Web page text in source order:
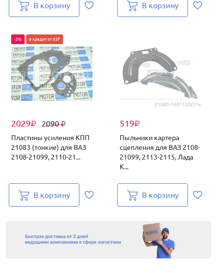
В корзину В корзину
2029₽ 2090₽
-3% в кредит от 83₽
Пластины усиления КПП
21083 (тонкие) для ВАЗ
2108-21099, 2110-21...
В корзину
21080-1601120/21к
519₽
Пыльники картера
сцепления для ВАЗ 2108-
21099, 2113-2115, Лада
К...
В корзину